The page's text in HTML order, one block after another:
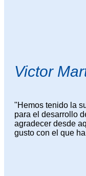
Victor
"Hemos tenido la
para el desarrollo
agradecer desde
gusto con el que